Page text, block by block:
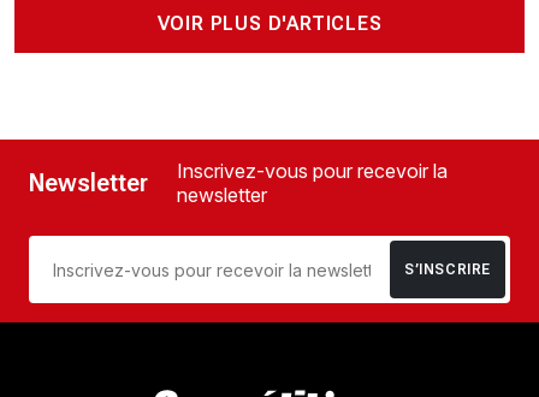
VOIR PLUS D'ARTICLES
Newsletter
Inscrivez-vous pour recevoir la
newsletter
S’INSCRIRE